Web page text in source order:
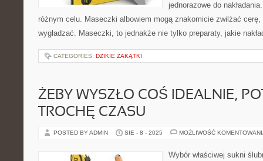
jednorazowe do
różnym celu. Maseczki albowiem mogą znakomicie zwilżać
wygładzać. Maseczki, to jednakże nie tylko preparaty, jakie
CATEGORIES: DZIKIE ZAKĄTKI
ŻEBY WYSZŁO COŚ IDEALNIE,
TROCHĘ CZASU
POSTED BY ADMIN SIE - 8 - 2025 MOŻLIWOŚĆ
Wybór właściwej sukni